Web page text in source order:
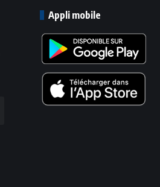
Appli mobile